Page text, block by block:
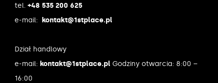
tel. +48 535 200 625
e-mail:
kontakt@1stplace.pl
Dział handlowy
e-mail: kontakt@1stplace.pl Godziny otwarcia: 8:00 –
16:00